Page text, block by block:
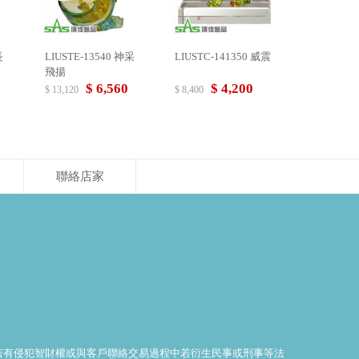
LIUSTE-13540 神采
飛揚
$ 13,120 $ 6,560
LIUSTC-141350 威震
$ 8,400 $ 4,200
聯絡店家
侵犯智財權或與客戶聯絡交易過程中若衍生民事或刑事等法